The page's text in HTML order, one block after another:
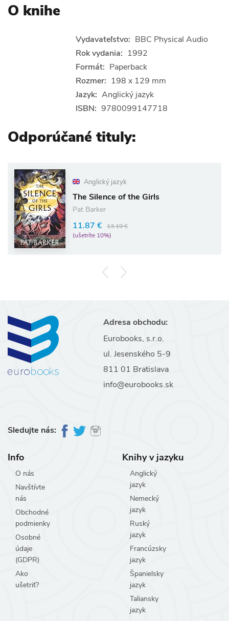
O knihe
Vydavateľstvo: BBC Physical Audio
Rok vydania: 1992
Formát: Paperback
Rozmer: 198 x 129 mm
Jazyk: Anglický jazyk
ISBN: 9780099147718
Odporúčané tituly:
Anglický jazyk
The Silence of the Girls
Pat Barker
11.87 € 13.19 €
(ušetríte 10%)
Adresa obchodu:
Eurobooks, s.r.o.
ul. Jesenského 5-9
811 01 Bratislava
info@eurobooks.sk
Sledujte nás:
Info
O nás
Navštívte
nás
Obchodné
podmienky
Osobné
údaje
(GDPR)
Ako
ušetriť?
Knihy v jazyku
Anglický
jazyk
Nemecký
jazyk
Ruský
jazyk
Francúzsky
jazyk
Španielsky
jazyk
Taliansky
jazyk